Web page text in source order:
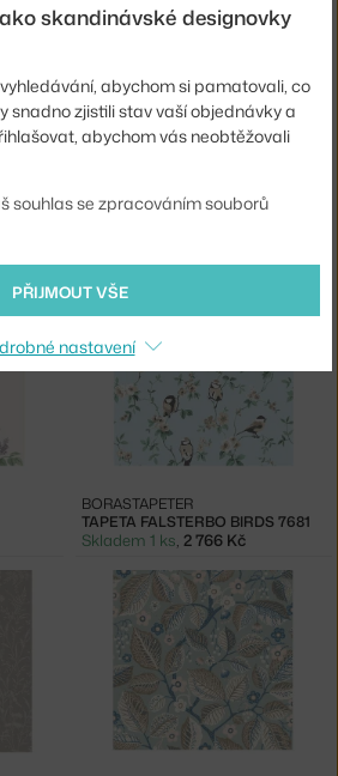
BORASTAPETER
TAPETA FALSTERBO BIRDS 7681
BORASTAPETER
Skladem 1 ks, 2 766 Kč
skandinávské designovky
abychom si pamatovali, co
snadno zjistili stav vaší objednávky a
abychom vás neobtěžovali
souhlas se zpracováním souborů
PŘIJMOUT VŠE
nastavení